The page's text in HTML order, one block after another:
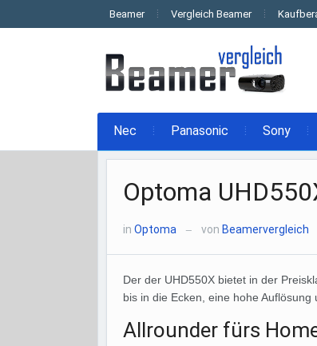
Beamer Vergleich Beamer
Nec Panasonic Sony
Optoma
in Optoma — von Beamervergleich
Der der UHD550X bietet in der
bis in die Ecken, eine hohe
Allrounder fürs